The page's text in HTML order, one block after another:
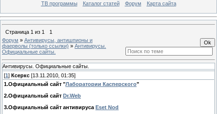
ТВ программы
Каталог статей Форум Карта сайта
Страница 1 из 1
1
Форум » Антивирусы, антишпионы и
фаерволы (только ссылки) » Антивирусы.
Официальные сайты.
Антивирусы. Официальные сайты.
[1 ] Ксеркс [13.11.2010, 01:35]
1.Официальный сайт "Лаборатории Касперского"
2.Официальный сайт Dr.Web
3.Официальный сайт антивируса Eset Nod